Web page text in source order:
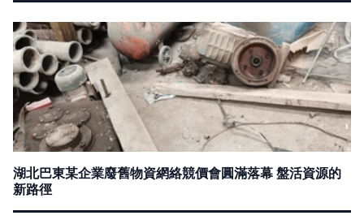
湖北巴東某企業廢舊物資網絡競價會圓滿落幕 盤活資源的
新路徑